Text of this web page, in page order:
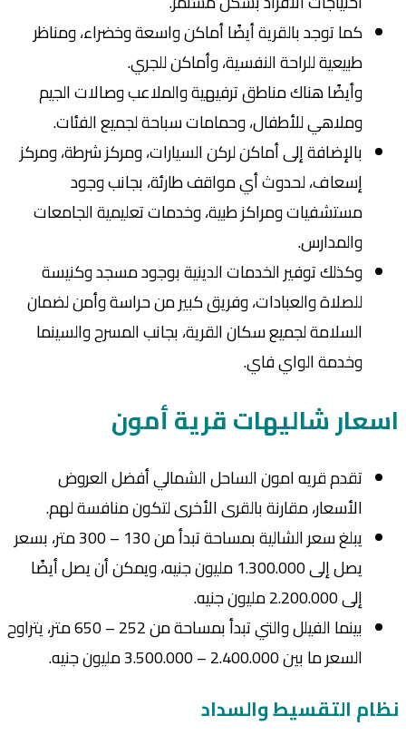
كما توجد بالقرية أيضًا أماكن واسعة وخضراء، ومناظر
طبيعية للراحة النفسية، وأماكن للجري.
وأيضًا هناك مناطق ترفيهية والملاعب وصالات الجيم
وملاهي للأطفال، وحمامات سباحة لجميع الفئات.
بالإضافة إلى أماكن لركن السيارات، ومركز شرطة، ومركز
إسعاف، لحدوث أي مواقف طارئة، بجانب وجود
مستشفيات ومراكز طبية، وخدمات تعليمية الجامعات
والمدارس.
وكذلك توفير الخدمات الدينية بوجود مسجد وكنيسة
للصلاة والعبادات، وفريق كبير من حراسة وأمن لضمان
السلامة لجميع سكان القرية، بجانب المسرح والسينما
وخدمة الواي فاي.
اسعار شاليهات قرية أمون
تقدم قريه امون الساحل الشمالي أفضل العروض
الأسعار، مقارنة بالقرى الأخرى لتكون منافسة لهم.
يبلغ سعر الشالية بمساحة تبدأ من 130 – 300 متر، بسعر
يصل إلى 1.300.000 مليون جنيه، ويمكن أن يصل أيضًا
إلى 2.200.000 مليون جنيه.
بينما الفيلل والتي تبدأ بمساحة من 252 – 650 متر، يتراوح
السعر ما بين 2.400.000 – 3.500.000 مليون جنيه.
نظام التقسيط والسداد